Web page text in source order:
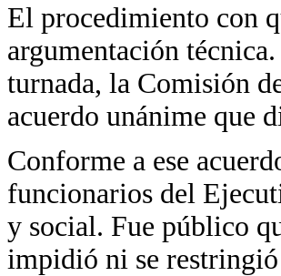
El procedimiento con
argumentación
turnada, la Comisión
acuerdo unánime que
Conforme a ese
funcionarios del
y social. Fue público
impidió ni se restringió